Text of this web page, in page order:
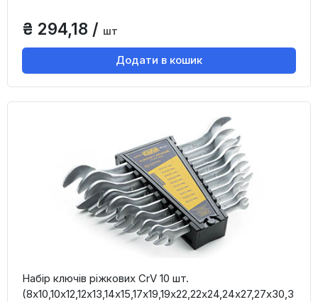
₴ 294,18 / шт
Додати в кошик
Набір ключів ріжкових CrV 10 шт.
(8x10,10x12,12x13,14x15,17x19,19x22,22x24,24x27,27x30,3